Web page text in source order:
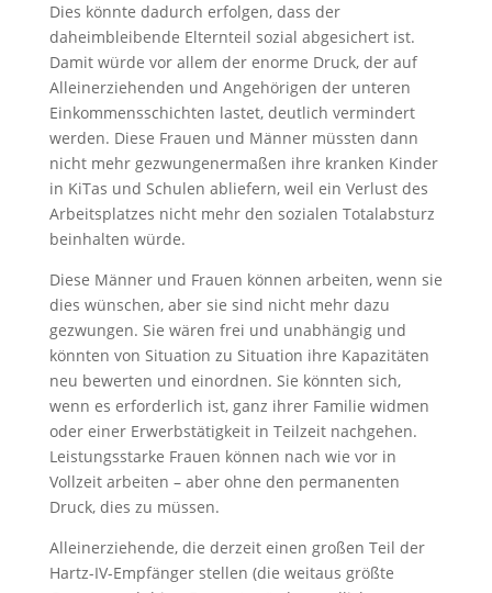
Dies könnte dadurch erfolgen, dass der
daheimbleibende Elternteil sozial abgesichert ist.
Damit würde vor allem der enorme Druck, der auf
Alleinerziehenden und Angehörigen der unteren
Einkommensschichten lastet, deutlich vermindert
werden. Diese Frauen und Männer müssten dann
nicht mehr gezwungenermaßen ihre kranken Kinder
in KiTas und Schulen abliefern, weil ein Verlust des
Arbeitsplatzes nicht mehr den sozialen Totalabsturz
beinhalten würde.
Diese Männer und Frauen können arbeiten, wenn sie
dies wünschen, aber sie sind nicht mehr dazu
gezwungen. Sie wären frei und unabhängig und
könnten von Situation zu Situation ihre Kapazitäten
neu bewerten und einordnen. Sie könnten sich,
wenn es erforderlich ist, ganz ihrer Familie widmen
oder einer Erwerbstätigkeit in Teilzeit nachgehen.
Leistungsstarke Frauen können nach wie vor in
Vollzeit arbeiten – aber ohne den permanenten
Druck, dies zu müssen.
Alleinerziehende, die derzeit einen großen Teil der
Hartz-IV-Empfänger stellen (die weitaus größte